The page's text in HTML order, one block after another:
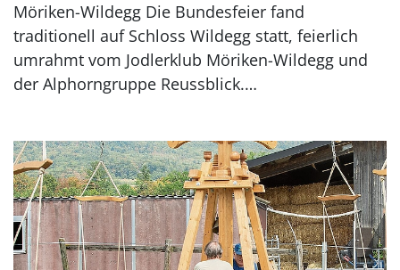
Möriken-Wildegg Die Bundesfeier fand
traditionell auf Schloss Wildegg statt, feierlich
umrahmt vom Jodlerklub Möriken-Wildegg und
der Alphorngruppe Reussblick.…